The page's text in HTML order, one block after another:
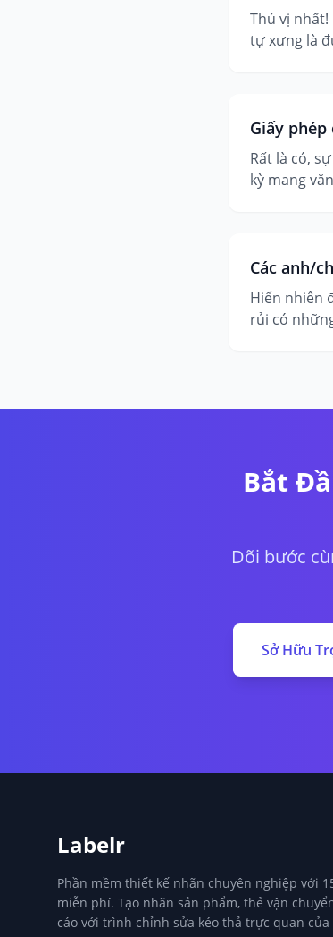
Thú vị
tự xưng là
Giấy
Rất là có,
kỳ mang
Các anh/
Hiển nhiên
rủi có
Bắt
Dõi bước
Sở Hữu
Labelr
Phần mềm thiết kế nhãn chuyên nghiệp với
miễn phí. Tạo nhãn sản phẩm, thẻ vận
cáo với trình chỉnh sửa kéo thả trực quan